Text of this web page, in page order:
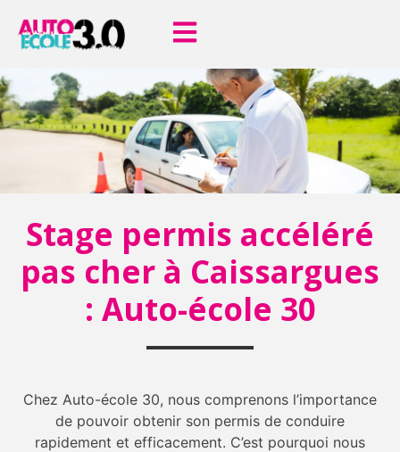
Stage permis accéléré
pas cher à Caissargues
: Auto-école 30
Chez Auto-école 30, nous comprenons l’importance
de pouvoir obtenir son permis de conduire
rapidement et efficacement. C’est pourquoi nous